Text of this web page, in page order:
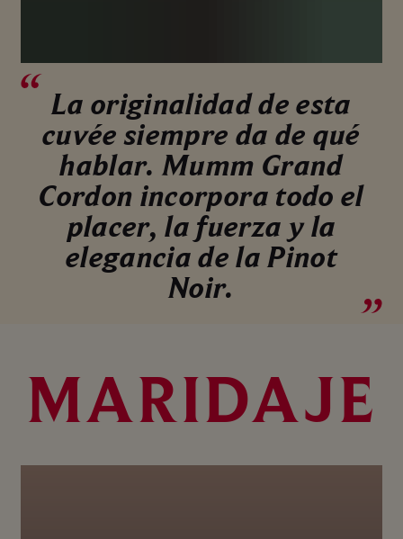
La originalidad de esta
cuvée siempre da de qué
hablar. Mumm Grand
Cordon incorpora todo el
placer, la fuerza y la
elegancia de la Pinot
Noir.
MARIDAJE